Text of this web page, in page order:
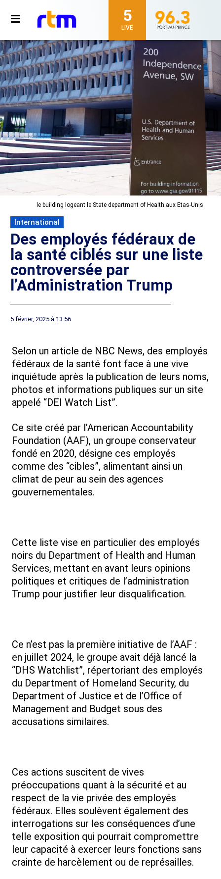
5
LIVE
le building logeant le State department of Health aux Etas-Unis
International
Des employés fédéraux de
la santé ciblés sur une liste
controversée par
l’Administration Trump
5 février, 2025 à 13:56
Selon un article de NBC News, des employés
fédéraux de la santé font face à une vive
inquiétude après la publication de leurs noms,
photos et informations publiques sur un site
appelé “DEI Watch List”.
Ce site créé par l’American Accountability
Foundation (AAF), un groupe conservateur
fondé en 2020, désigne ces employés
comme des “cibles”, alimentant ainsi un
climat de peur au sein des agences
gouvernementales.
Cette liste vise en particulier des employés
noirs du Department of Health and Human
Services, mettant en avant leurs opinions
politiques et critiques de l’administration
Trump pour justifier leur disqualification.
Ce n’est pas la première initiative de l’AAF :
en juillet 2024, le groupe avait déjà lancé la
“DHS Watchlist”, répertoriant des employés
du Department of Homeland Security, du
Department of Justice et de l’Office of
Management and Budget sous des
accusations similaires.
Ces actions suscitent de vives
préoccupations quant à la sécurité et au
respect de la vie privée des employés
fédéraux. Elles soulèvent également des
interrogations sur les conséquences d’une
telle exposition qui pourrait compromettre
leur capacité à exercer leurs fonctions sans
crainte de harcèlement ou de représailles.